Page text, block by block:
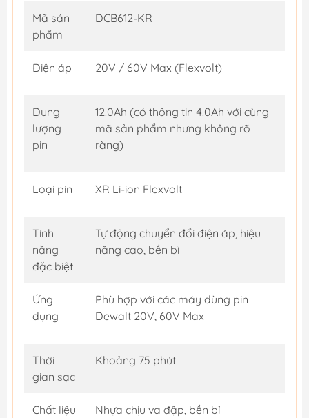
Mã sản
phẩm
DCB612-KR
Điện áp 20V / 60V Max (Flexvolt)
Dung
lượng
pin
12.0Ah (có thông tin 4.0Ah với cùng
mã sản phẩm nhưng không rõ
ràng)
Loại pin XR Li-ion Flexvolt
Tính
năng
đặc biệt
Tự động chuyển đổi điện áp, hiệu
năng cao, bền bỉ
Ứng
dụng
Phù hợp với các máy dùng pin
Dewalt 20V, 60V Max
Thời
gian sạc
Khoảng 75 phút
Chất liệu
Nhựa chịu va đập, bền bỉ